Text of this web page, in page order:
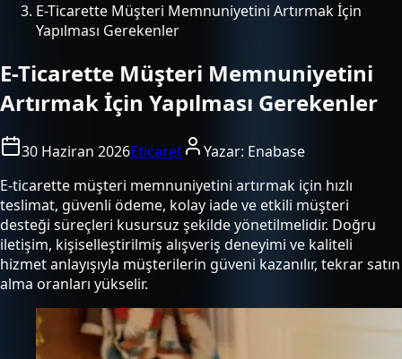
E-Ticarette Müşteri Memnuniyetini Artırmak İçin
Yapılması Gerekenler
E-Ticarette Müşteri Memnuniyetini
Artırmak İçin Yapılması Gerekenler
30 Haziran 2026Eticaret Yazar: Enabase
E-ticarette müşteri memnuniyetini artırmak için hızlı
teslimat, güvenli ödeme, kolay iade ve etkili müşteri
desteği süreçleri kusursuz şekilde yönetilmelidir. Doğru
iletişim, kişiselleştirilmiş alışveriş deneyimi ve kaliteli
hizmet anlayışıyla müşterilerin güveni kazanılır, tekrar satın
alma oranları yükselir.